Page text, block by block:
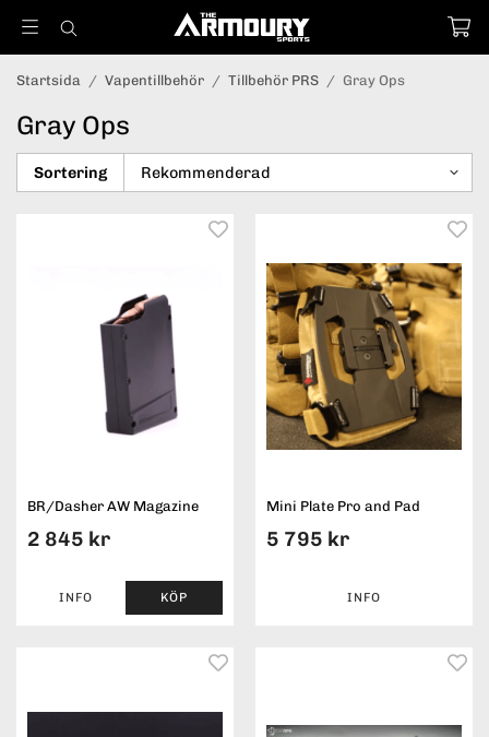
Startsida / Vapentillbehör / Tillbehör PRS / Gray Ops
Gray Ops
Sortering
BR/Dasher AW Magazine
2 845 kr
INFO KÖP
Mini Plate Pro and Pad
5 795 kr
INFO